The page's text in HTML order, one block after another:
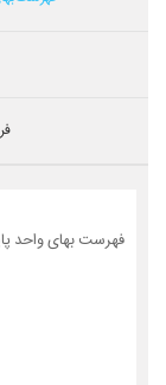
فهرست بهای واحد